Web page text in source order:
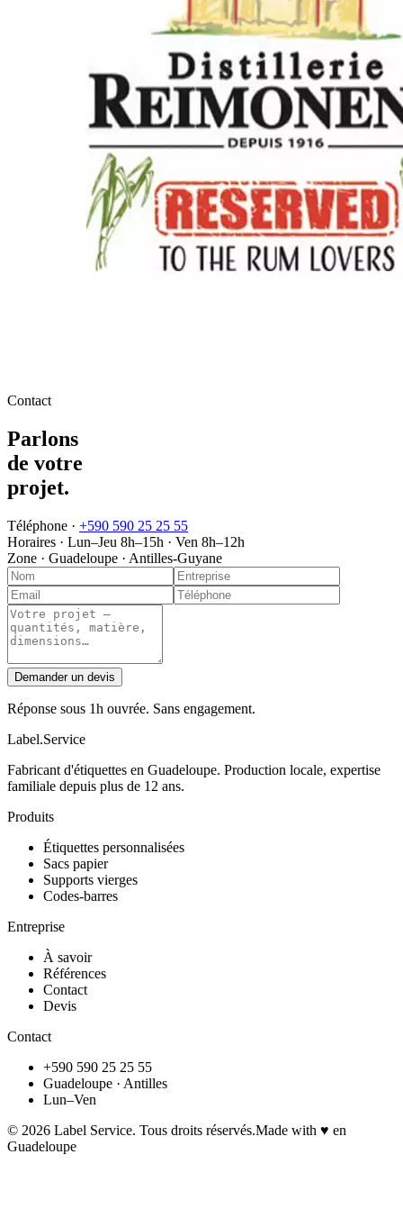
Contact
Parlons
de votre
projet.
Téléphone · +590 590 25 25 55
Horaires · Lun–Jeu 8h–15h · Ven 8h–12h
Zone · Guadeloupe · Antilles-Guyane
Demander un devis
Réponse sous 1h ouvrée. Sans engagement.
Label.Service
Fabricant d'étiquettes en Guadeloupe. Production locale, expertise
familiale depuis plus de 12 ans.
Produits
Étiquettes personnalisées
Sacs papier
Supports vierges
Codes-barres
Entreprise
À savoir
Références
Contact
Devis
Contact
+590 590 25 25 55
Guadeloupe · Antilles
Lun–Ven
© 2026 Label Service. Tous droits réservés.Made with ♥ en
Guadeloupe